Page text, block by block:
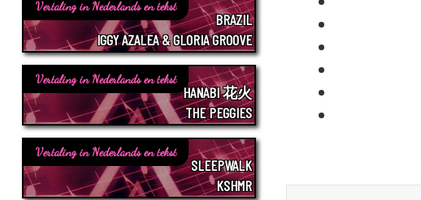
Vertaling in Nederlands en tekst
BRAZIL
IGGY AZALEA & GLORIA GROOVE
Vertaling in Nederlands en tekst
HANABI 花火
THE PEGGIES
Vertaling in Nederlands en tekst
SLEEPWALK
KSHMR